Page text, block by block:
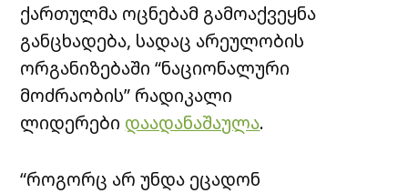
ქართულმა ოცნებამ გამოაქვეყნა
განცხადება, სადაც არეულობის
ორგანიზებაში “ნაციონალური
მოძრაობის” რადიკალი
ლიდერები დაადანაშაულა.
“როგორც არ უნდა ეცადონ